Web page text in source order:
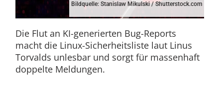
Bildquelle: Stanislaw Mikulski / Shutterstock.com
Die Flut an KI-generierten Bug-Reports
macht die Linux-Sicherheitsliste laut Linus
Torvalds unlesbar und sorgt für massenhaft
doppelte Meldungen.